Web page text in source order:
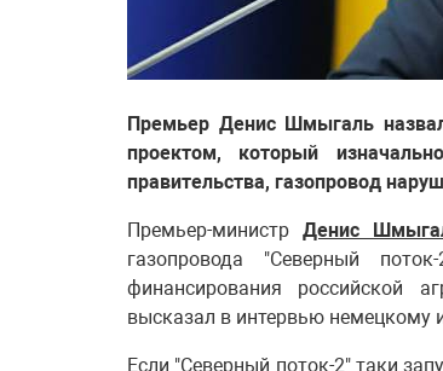
Премьер Денис Шмыгаль назвал
проектом, который
правительства, газопровод
Премьер-министр Денис
газопровода "Северный
финансирования российской
высказал в интервью немецкому
Если "Северный поток-2" таки